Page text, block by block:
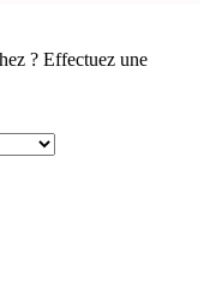
? Effectuez une